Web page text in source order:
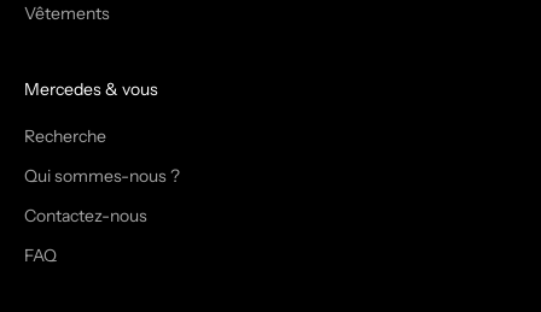
Vêtements
Mercedes & vous
Recherche
Qui sommes-nous ?
Contactez-nous
FAQ